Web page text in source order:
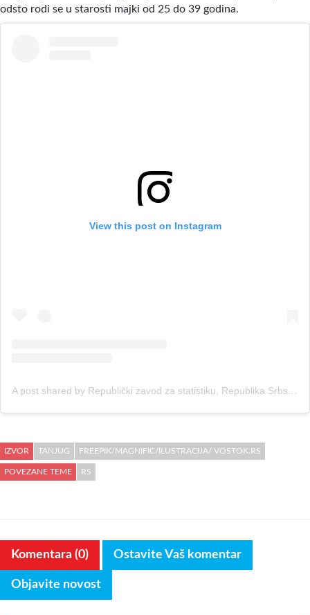
odsto rodi se u starosti majki od 25 do 39 godina.
View this post on Instagram
A post shared by Republički zavod za statistiku, Republika Srbska (@rsstatistika)
IZVOR TANJUG FREEPIK/MAGNIFIC/ILUSTRACIJA/ VOSTOK.RS
POVEZANE TEME RS
Komentara (0) Ostavite Vaš komentar
Objavite novost